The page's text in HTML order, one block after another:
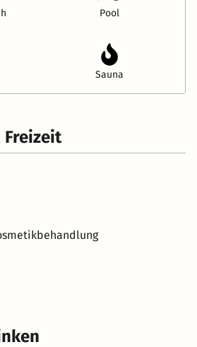
Pool
Sauna
Freizeit